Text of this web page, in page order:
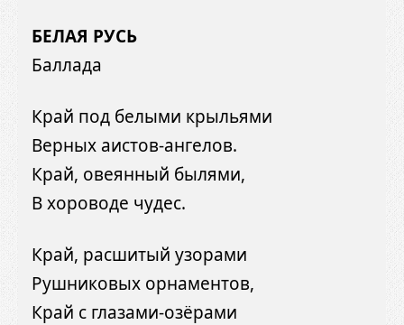
БЕЛАЯ РУСЬ
Баллада
Край под белыми крыльями
Верных аистов-ангелов.
Край, овеянный былями,
В хороводе чудес.
Край, расшитый узорами
Рушниковых орнаментов,
Край с глазами-озёрами